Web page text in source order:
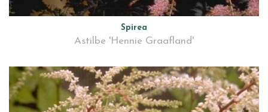
Spirea
Astilbe 'Hennie Graafland'